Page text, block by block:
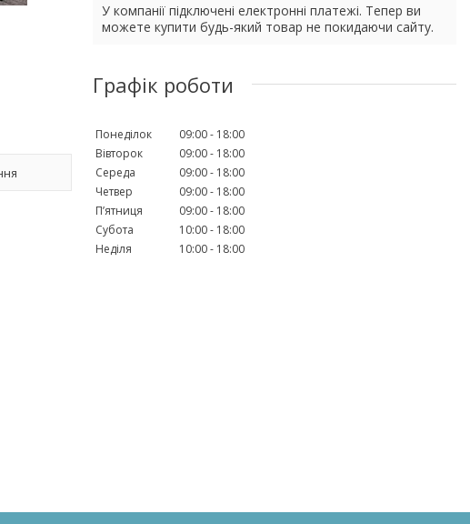
У компанії підключені електронні платежі. Тепер ви
можете купити будь-який товар не покидаючи сайту.
Графік роботи
Понеділок 09:00
18:00
Вівторок
09:00
18:00
Середа
09:00
18:00
Четвер
09:00
18:00
Пʼятниця
09:00
18:00
Субота
10:00
18:00
Неділя
10:00 18:00